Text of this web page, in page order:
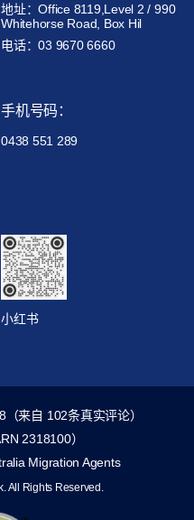
地址：Office 8119,Level 2 / 990
Whitehorse Road, Box Hil
电话：03 9670 6660
手机号码：
0438 551 289
小红书
来自 102条真实评论）
2318100）
Migration Agents
All Rights Reserved.